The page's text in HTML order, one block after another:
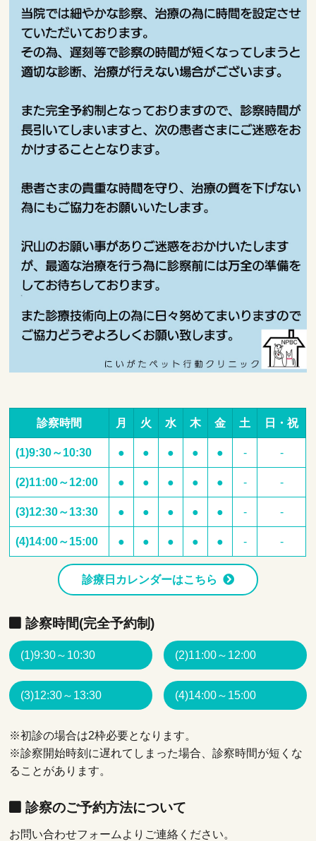
診察時間 月 火 水 木 金 土 日・祝
(1)9:30～10:30 ● ● ● ● ● - -
(2)11:00～12:00 ● ● ● ● ● - -
(3)12:30～13:30 ● ● ● ● ● - -
(4)14:00～15:00 ● ● ● ● ● - -
診療日カレンダーはこちら
診察時間(完全予約制)
(1)9:30～10:30 (2)11:00～12:00
(3)12:30～13:30 (4)14:00～15:00
※初診の場合は2枠必要となります。
※診察開始時刻に遅れてしまった場合、診察時間が短くな
ることがあります。
診察のご予約方法について
お問い合わせフォームよりご連絡ください。